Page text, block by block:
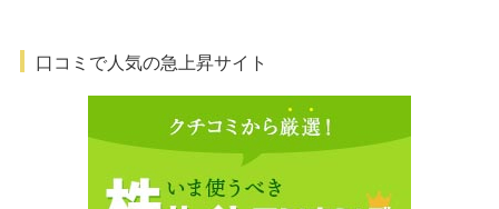
口コミで人気の急上昇サイト